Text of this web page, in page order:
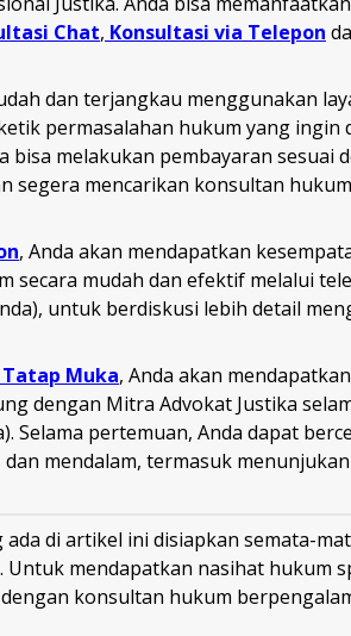
Chat, Konsultasi via Telepon
dan terjangkau menggunakan
permasalahan hukum yang ingin
bisa melakukan pembayaran sesuai
segera mencarikan konsultan
, Anda akan mendapatkan
secara mudah dan efektif melalui
untuk berdiskusi lebih detail
Muka, Anda akan
dengan Mitra Advokat Justika
Selama pertemuan, Anda dapat
mendalam, termasuk
di artikel ini disiapkan semata-
mendapatkan nasihat hukum
konsultan hukum